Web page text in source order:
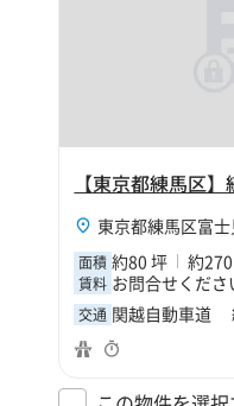
東京都練馬区富
面積 約80 坪 約
賃料 お問合せくださ
交通 関越自動車道